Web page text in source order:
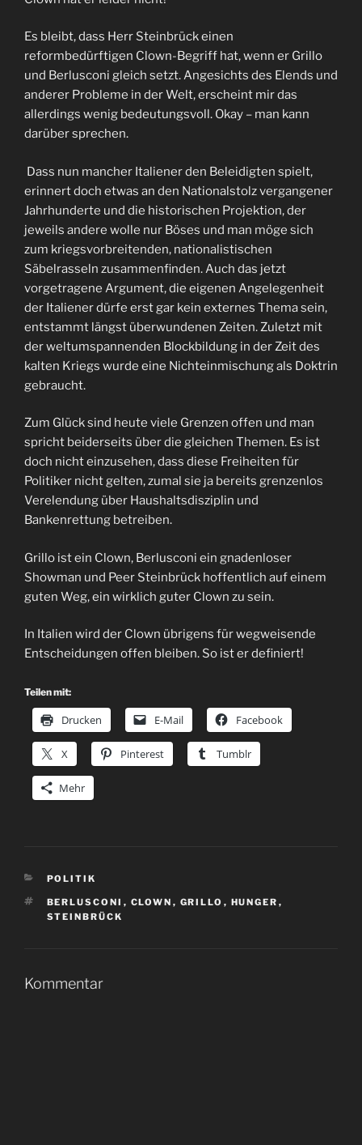
Es bleibt, dass Herr Steinbrück einen
reformbedürftigen Clown-Begriff hat, wenn er Grillo
und Berlusconi gleich setzt. Angesichts des Elends und
anderer Probleme in der Welt, erscheint mir das
allerdings wenig bedeutungsvoll. Okay – man kann
darüber sprechen.
Dass nun mancher Italiener den Beleidigten spielt,
erinnert doch etwas an den Nationalstolz vergangener
Jahrhunderte und die historischen Projektion, der
jeweils andere wolle nur Böses und man möge sich
zum kriegsvorbreitenden, nationalistischen
Säbelrasseln zusammenfinden. Auch das jetzt
vorgetragene Argument, die eigenen Angelegenheit
der Italiener dürfe erst gar kein externes Thema sein,
entstammt längst überwundenen Zeiten. Zuletzt mit
der weltumspannenden Blockbildung in der Zeit des
kalten Kriegs wurde eine Nichteinmischung als Doktrin
gebraucht.
Zum Glück sind heute viele Grenzen offen und man
spricht beiderseits über die gleichen Themen. Es ist
doch nicht einzusehen, dass diese Freiheiten für
Politiker nicht gelten, zumal sie ja bereits grenzenlos
Verelendung über Haushaltsdisziplin und
Bankenrettung betreiben.
Grillo ist ein Clown, Berlusconi ein gnadenloser
Showman und Peer Steinbrück hoffentlich auf einem
guten Weg, ein wirklich guter Clown zu sein.
In Italien wird der Clown übrigens für wegweisende
Entscheidungen offen bleiben. So ist er definiert!
Teilen mit:
Drucken E-Mail Facebook
X Pinterest Tumblr
Mehr
KATEGORIEN
POLITIK
SCHLAGWÖRTER
BERLUSCONI , CLOWN , GRILLO , HUNGER ,
STEINBRÜCK
Kommentar